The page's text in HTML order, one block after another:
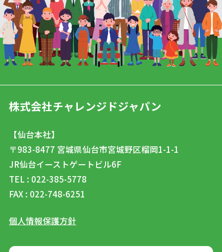
株式会社チャレンジドジャパン
【仙台本社】
〒983-8477 宮城県仙台市宮城野区榴岡1-1-1
JR仙台イーストゲートビル6F
TEL : 022-385-5778
FAX : 022-748-6251
個人情報保護方針